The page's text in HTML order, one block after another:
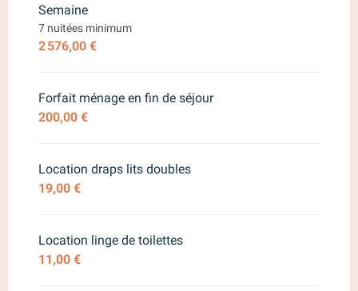
Du27 juin 2026
2026
Du31 août 2026
Du19 décembre 2026au
Semaine
7 nuitées minimum
2 576,00 €
Forfait ménage en fin de séjour
200,00 €
Location draps lits doubles
19,00 €
Location linge de toilettes
11,00 €